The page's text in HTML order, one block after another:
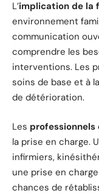
L’implication de la
environnement
communication
comprendre les
interventions. Les
soins de base et à
de détérioration.
Les professionnels
la prise en charge.
infirmiers,
une prise en
chances de